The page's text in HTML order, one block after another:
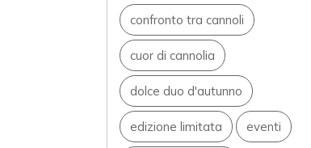
confronto tra cannoli
cuor di cannolia
dolce duo d'autunno
edizione limitata eventi